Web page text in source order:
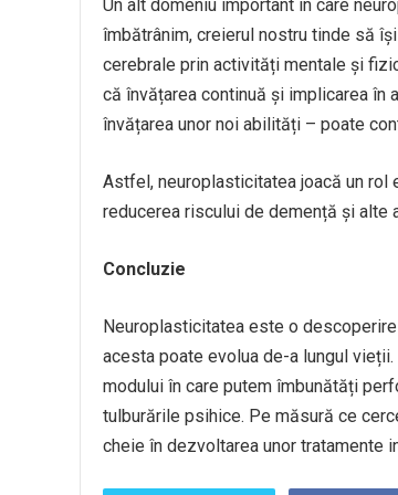
Un alt domeniu important în care
îmbătrânim, creierul nostru tinde să
cerebrale prin activități mentale și
că învățarea continuă și implicarea în
învățarea unor noi abilități – poate
Astfel, neuroplasticitatea joacă un rol
reducerea riscului de demență și alte
Concluzie
Neuroplasticitatea este o
acesta poate evolua de-a lungul
modului în care putem îmbunătăți
tulburările psihice. Pe măsură ce
cheie în dezvoltarea unor tratamente